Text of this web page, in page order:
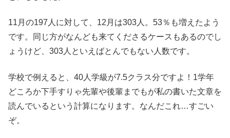
11月の197人に対して、12月は303人。53％も増えたよう
です。同じ方がなんども来てくださるケースもあるのでし
ょうけど、303人といえばとんでもない人数です。
学校で例えると、40人学級が7.5クラス分ですよ！1学年
どころか下手すりゃ先輩や後輩までもが私の書いた文章を
読んでいるという計算になります。なんだこれ…すごい
ぞ。